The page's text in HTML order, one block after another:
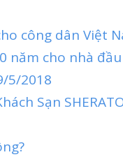
công dân Việt
năm cho nhà
5/2018
Sạn